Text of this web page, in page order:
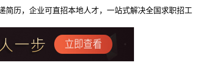
简历，企业可直招本地人才，一站式解决全国求职招工